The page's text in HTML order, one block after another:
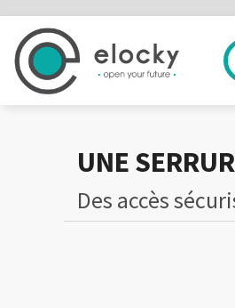
UNE
Des accès